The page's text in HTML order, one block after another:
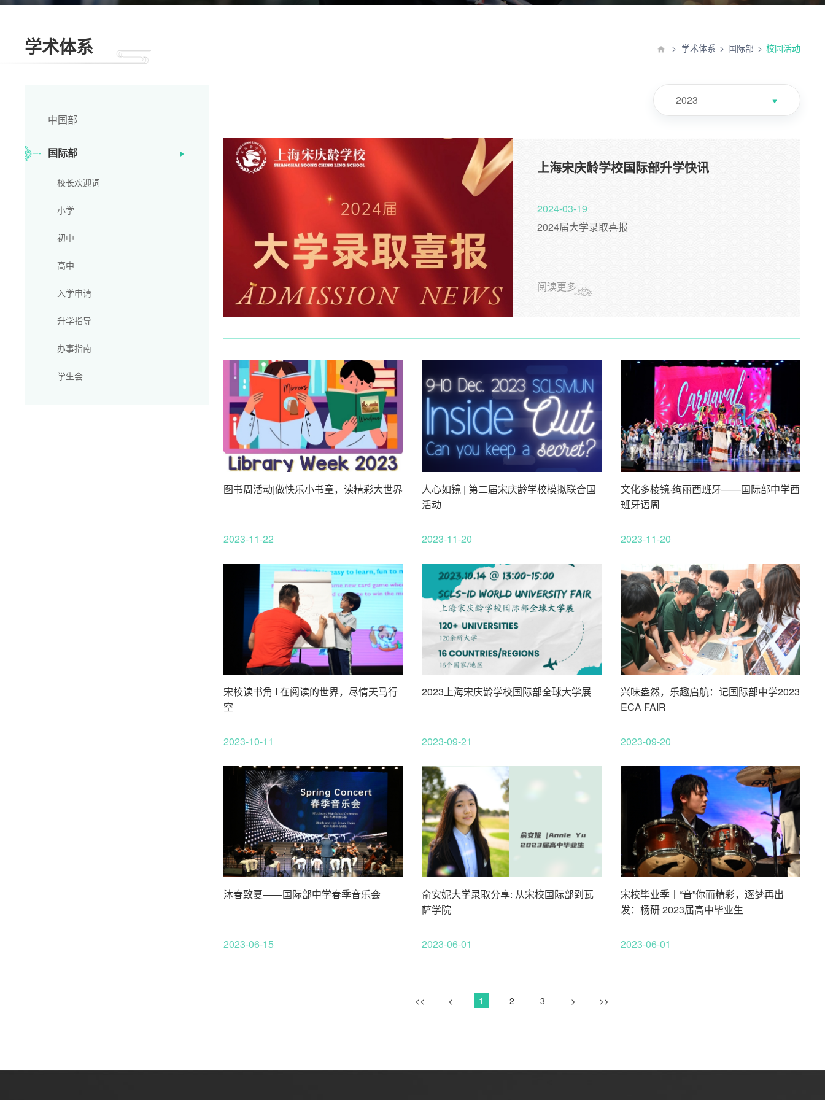
学术体系
中国部
国际部
校长欢迎词
小学
初中
高中
入学申请
升学指导
办事指南
学生会
学术体系 国际部 校园活动
2023
上海宋庆龄学校国际部升学快讯
2024-03-19
2024届大学录取喜报
阅读更多
图书周活动|做快乐小书童，读精彩大世界
2023-11-22
人心如镜 | 第二届宋庆龄学校模拟联合国
活动
2023-11-20
文化多棱镜·绚丽西班牙——国际部中学西
班牙语周
2023-11-20
宋校读书角 I 在阅读的世界，尽情天马行
空
2023-10-11
2023上海宋庆龄学校国际部全球大学展
2023-09-21
兴味盎然，乐趣启航：记国际部中学2023
ECA FAIR
2023-09-20
沐春致夏——国际部中学春季音乐会
2023-06-15
俞安妮大学录取分享: 从宋校国际部到瓦
萨学院
2023-06-01
宋校毕业季丨“音”你而精彩，逐梦再出
发：杨研 2023届高中毕业生
2023-06-01
<< < 1 2 3 > >>